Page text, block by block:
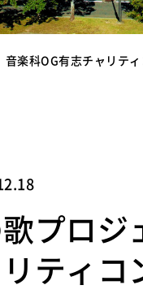
楽科OG有志チャリテ
プロ
ティコ